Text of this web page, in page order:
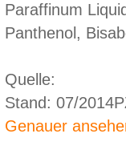
Paraffinum
Panthenol,
Quelle:
Stand: 07/
Genauer